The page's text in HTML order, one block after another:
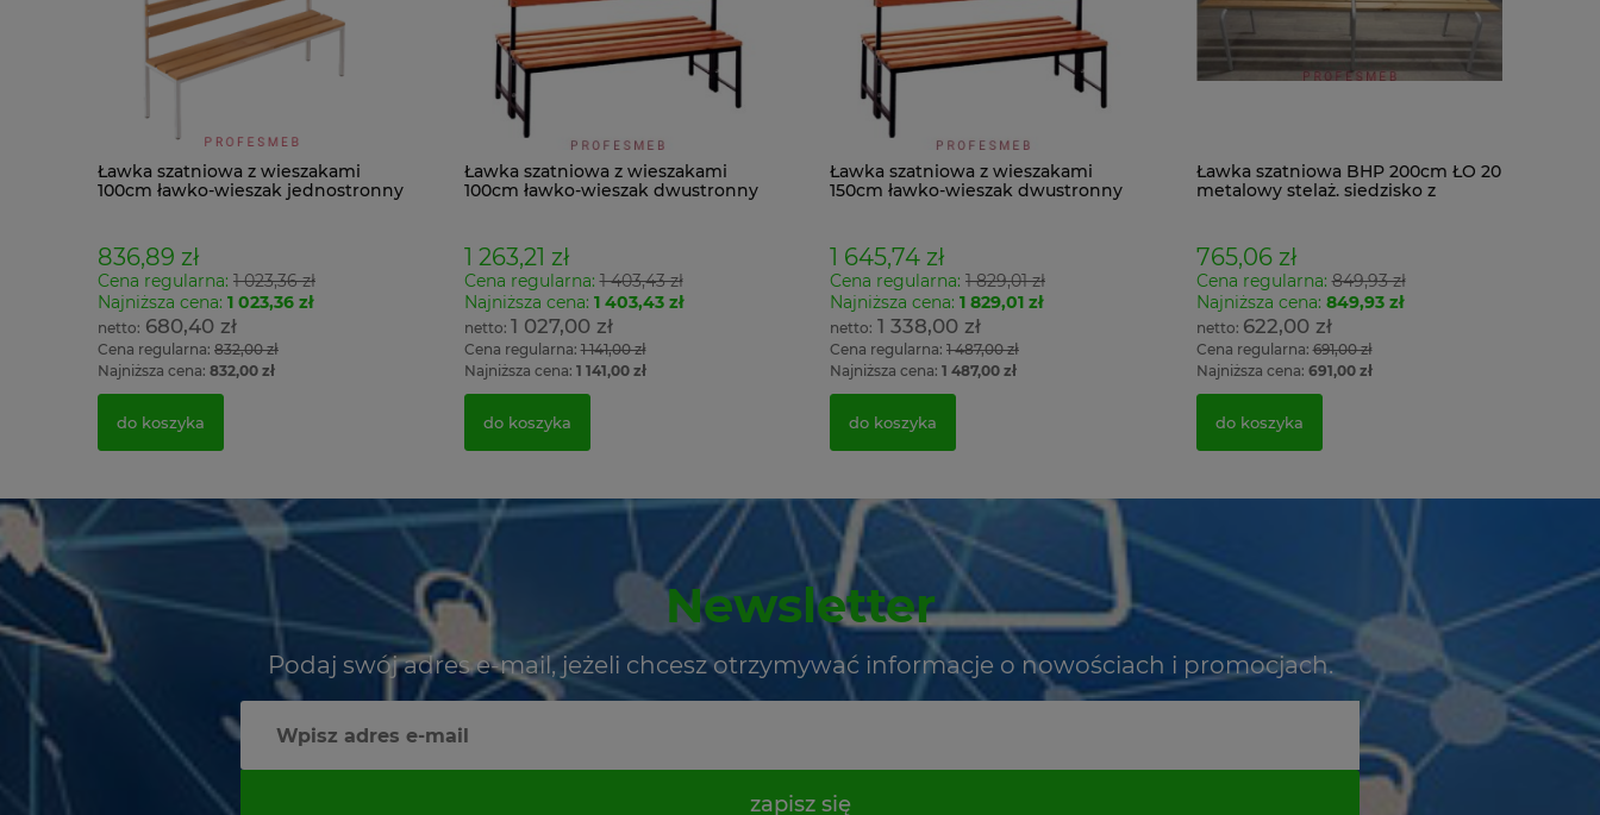
Ławka szatniowa z wieszakami
100cm ławko-wieszak jednostronny
836,89 zł
Cena regularna: 1 023,36 zł
Najniższa cena: 1 023,36 zł
680,40 zł
Cena regularna: 832,00 zł
Najniższa cena: 832,00 zł
do koszyka
Ławka szatniowa z wieszakami
100cm ławko-wieszak dwustronny
1 263,21 zł
Cena regularna:1 403,43 zł
Najniższa cena: 1 403,43 zł
1 027,00 zł
Cena regularna:1 141,00 zł
Najniższa cena: 1 141,00 zł
do koszyka
Ławka szatniowa z wieszakami
150cm ławko-wieszak dwustronny
1 645,74 zł
Cena regularna: 1 829,01 zł
Najniższa cena: 1 829,01 zł
1 338,00 zł
Cena regularna: 1 487,00 zł
Najniższa cena: 1 487,00 zł
do koszyka
Ławka szatniowa BHP 200cm ŁO 20
metalowy stelaż. siedzisko z
765,06 zł
Cena regularna:849,93 zł
Najniższa cena: 849,93 zł
622,00 zł
Cena regularna:691,00 zł
Najniższa cena: 691,00 zł
do koszyka
Newsletter
Podaj swój adres e-mail, jeżeli chcesz otrzymywać informacje o nowościach i promocjach.
zapisz się